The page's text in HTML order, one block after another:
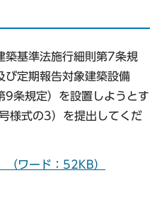
築基準法施行細則第7条規
び定期報告対象建築設備
9条規定）を設置しようとす
様式の3）を提出してくだ
ワード：52KB）